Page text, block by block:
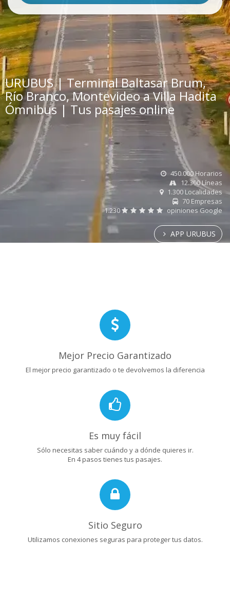
URUBUS | Terminal Baltasar Brum,
Río Branco, Montevideo a Villa Hadita
Ómnibus | Tus pasajes online
450.000 Horarios
12.300 Líneas
1.300 Localidades
70 Empresas
1.230
opiniones Google
APP URUBUS
Mejor Precio Garantizado
El mejor precio garantizado o te devolvemos la diferencia
Es muy fácil
Sólo necesitas saber cuándo y a dónde quieres ir.
En 4 pasos tienes tus pasajes.
Sitio Seguro
Utilizamos conexiones seguras para proteger tus datos.